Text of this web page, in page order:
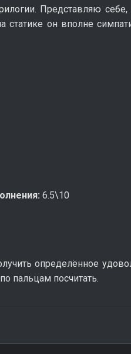
Представляю
статике он вполне
6.5\10
определённое
пальцам посчитать.